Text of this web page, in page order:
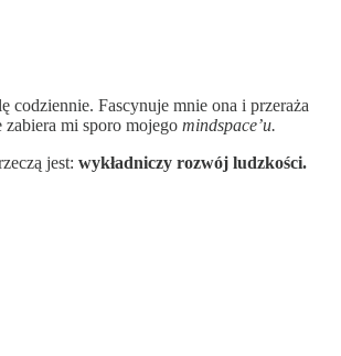
codziennie. Fascynuje mnie ona i przeraża
zabiera mi sporo mojego mindspace’u.
jest: wykładniczy rozwój ludzkości.